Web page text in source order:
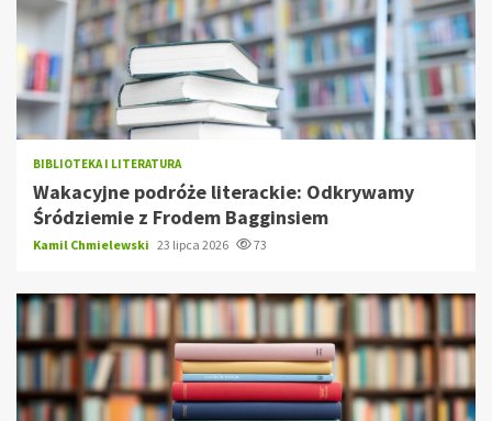
BIBLIOTEKA I LITERATURA
Wakacyjne podróże literackie: Odkrywamy
Śródziemie z Frodem Bagginsiem
Kamil Chmielewski 23 lipca 2026 73